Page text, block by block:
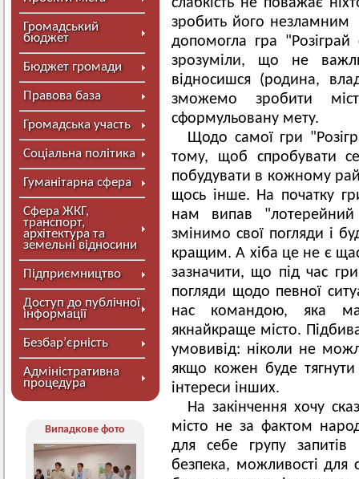
Громадський
бюджет
Бюджет громади
Правова база
Громадська участь
Соціальна політика
Гуманітарна сфера
Сфера ЖКГ,
транспорт,
архітектура та
земельні відносини
Підприємництво
Доступ до публічної
інформації
Безбар’єрність
Адміністративна
процедура
Випадкове фото
слабкість не поважає
зробить його
допомогла гра
зрозуміли, що не
відносишся (родина,
зможемо зробити
сформульовану мету.
Щодо самої гри
тому, щоб спробувати
побудувати в кожному
щось інше. На початку
нам випав
змінимо свої погляди і
кращим. А хіба це не є
зазначити, що під час
погляди щодо певної
нас командою, яка
якнайкраще місто.
умовивід: ніколи не
якщо кожен буде
інтереси інших.
На закінчення хочу
місто не за фактом
для себе групу
безпека, можливості для